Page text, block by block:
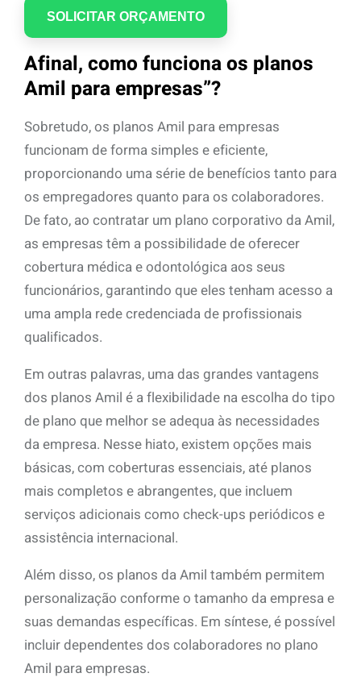
Afinal, como funciona os planos
Amil para empresas”?
Sobretudo, os planos Amil para empresas
funcionam de forma simples e eficiente,
proporcionando uma série de benefícios tanto para
os empregadores quanto para os colaboradores.
De fato, ao contratar um plano corporativo da Amil,
as empresas têm a possibilidade de oferecer
cobertura médica e odontológica aos seus
funcionários, garantindo que eles tenham acesso a
uma ampla rede credenciada de profissionais
qualificados.
Em outras palavras, uma das grandes vantagens
dos planos Amil é a flexibilidade na escolha do tipo
de plano que melhor se adequa às necessidades
da empresa. Nesse hiato, existem opções mais
básicas, com coberturas essenciais, até planos
mais completos e abrangentes, que incluem
serviços adicionais como check-ups periódicos e
assistência internacional.
Além disso, os planos da Amil também permitem
personalização conforme o tamanho da empresa e
suas demandas específicas. Em síntese, é possível
incluir dependentes dos colaboradores no plano
Amil para empresas.